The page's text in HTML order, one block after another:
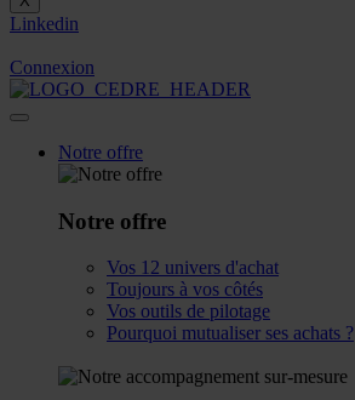
Linkedin
Connexion
Notre offre
Notre offre
Vos 12 univers d'achat
Toujours à vos côtés
Vos outils de pilotage
Pourquoi mutualiser ses achats ?